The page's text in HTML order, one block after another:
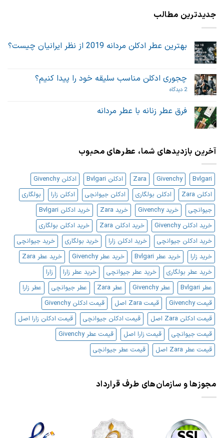
جدیدترین مطالب
بهترین عطر ادکلن مردانه 2019 از نظر ایرانیان چیست؟
بهترین
عطر
ادکلن
مردانه
از
نظر
نشده
چجوری ادکلن مناسب سلیقه خود را پیدا کنیم؟
2 دیدگاه برای
مناسب
سلیقه
فرق عطر زنانه با عطر مردانه
عطر
زنانه
مردانه
آخرین بازدیدهای شما، عطرهای محبوب
Bvlgari
Givenchy
Zara ادکلن Bvlgari
ادکلن Givenchy
ادکلن Zara
ادکلن بولگاری ادکلن جیوانچی ادکلن زارا
بولگاری
جیوانچی
خرید Givenchy خرید Zara
خرید ادکلن Bvlgari
خرید ادکلن Givenchy
خرید ادکلن Zara
خرید ادکلن بولگاری
خرید ادکلن جیوانچی
خرید ادکلن زارا خرید بولگاری
خرید جیوانچی
خرید زارا
خرید عطر Bvlgari خرید عطر Givenchy
خرید عطر Zara
خرید عطر بولگاری
خرید عطر جیوانچی خرید عطر زارا
زارا
عطر Bvlgari
عطر Givenchy عطر Zara عطر جیوانچی
عطر زارا
قیمت Givenchy
قیمت Zara اصل
قیمت ادکلن Givenchy
قیمت ادکلن Zara اصل
قیمت ادکلن جیوانچی
قیمت ادکلن زارا اصل
قیمت جیوانچی
قیمت زارا اصل
قیمت عطر Givenchy
قیمت عطر Zara اصل
قیمت عطر جیوانچی
مجوزها و سازمان‌های طرف قرارداد